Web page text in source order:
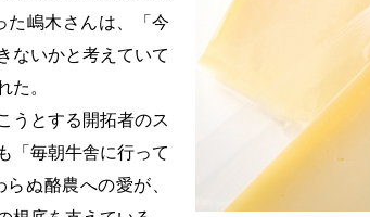
た嶋木さんは、「今
ないかと考えていて
た。
うとする開拓者のス
「毎朝牛舎に行って
ぬ酪農への愛が、